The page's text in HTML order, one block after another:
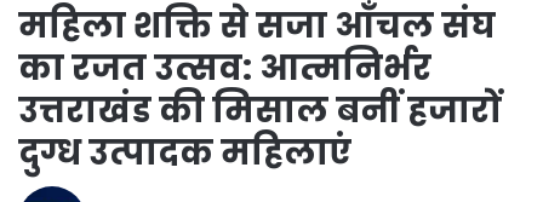
महिला शक्ति से सजा आँचल संघ
का रजत उत्सव: आत्मनिर्भर
उत्तराखंड की मिसाल बनीं हजारों
दुग्ध उत्पादक महिलाएं